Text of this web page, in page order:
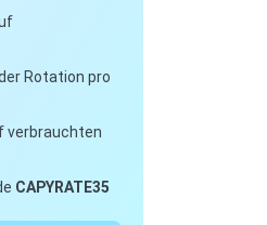
Rotation pro
verbrauchten
CAPYRATE35